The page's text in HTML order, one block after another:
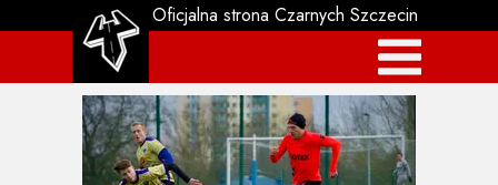
Oficjalna strona Czarnych Szczecin